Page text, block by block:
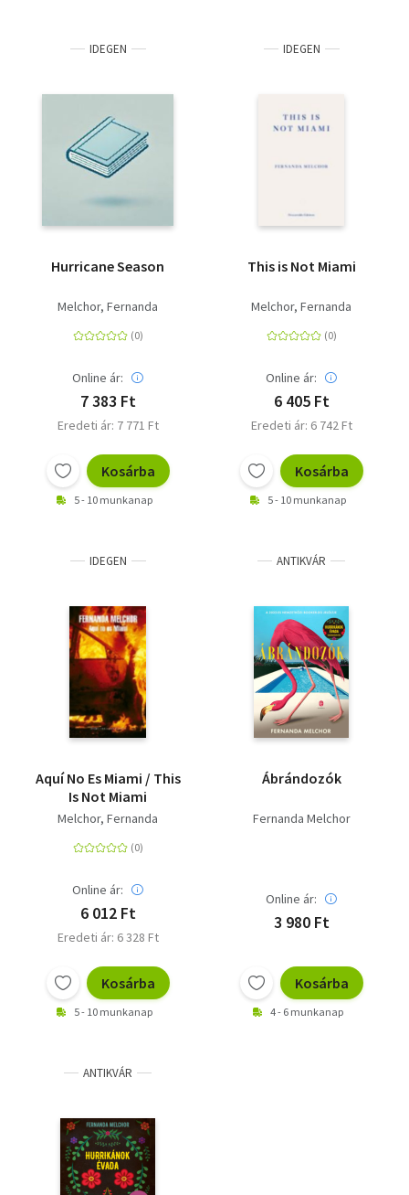
IDEGEN
Hurricane Season
Melchor, Fernanda
Online ár:
7 383 Ft
Eredeti ár: 7 771 Ft
Kosárba
5 - 10 munkanap
IDEGEN
This is Not Miami
Melchor, Fernanda
Online ár:
6 405 Ft
Eredeti ár: 6 742 Ft
Kosárba
5 - 10 munkanap
IDEGEN
Aquí No Es Miami / This
Is Not Miami
Melchor, Fernanda
Online ár:
6 012 Ft
Eredeti ár: 6 328 Ft
Kosárba
5 - 10 munkanap
ANTIKVÁR
Ábrándozók
Fernanda Melchor
Online ár:
3 980 Ft
Kosárba
4 - 6 munkanap
ANTIKVÁR